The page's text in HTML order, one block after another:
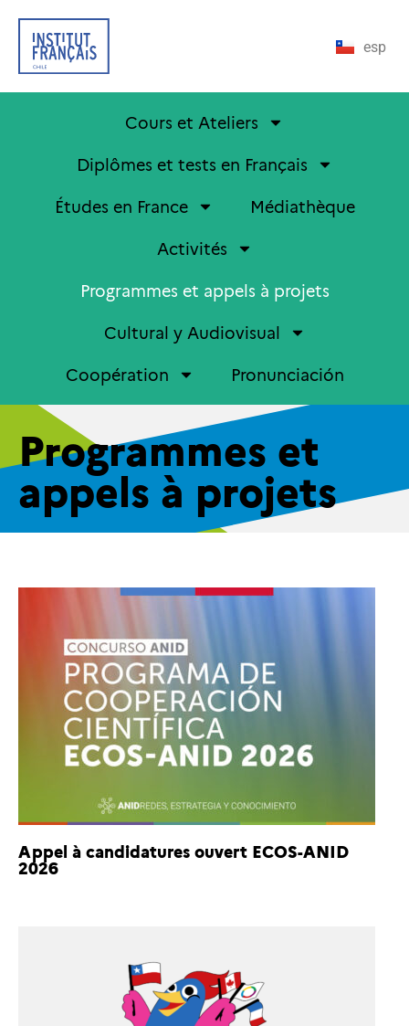
esp
Cours et Ateliers
Diplômes et tests en Français
Études en France
Médiathèque
Activités
Programmes et appels à projets
Cultural y Audiovisual
Coopération
Pronunciación
Programmes et
appels à projets
Appel à candidatures ouvert ECOS-ANID
2026